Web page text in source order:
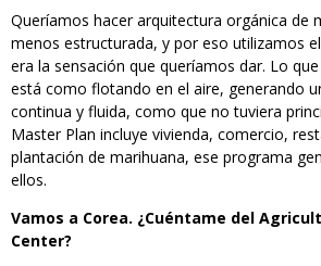
Queríamos hacer arquitectura orgánica de
menos estructurada, y por eso utilizamos
era la sensación que queríamos dar. Lo
está como flotando en el aire, generando
continua y fluida, como que no tuviera
Master Plan incluye vivienda, comercio,
plantación de marihuana, ese programa
ellos.
Vamos a Corea. ¿Cuéntame del
Center?